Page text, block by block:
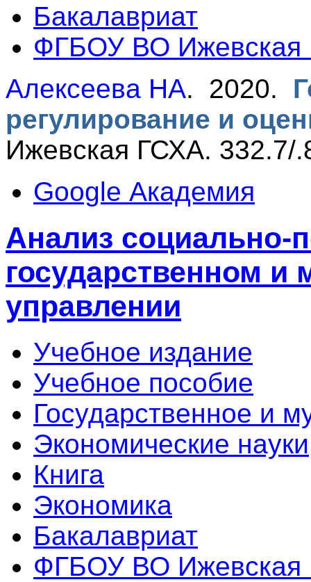
Бакалавриат
ФГБОУ ВО Ижевская
Алексеева НА. 2020.
регулирование и
Ижевская ГСХА. 332.7/
Google Академия
Анализ социально-
государственном и
управлении
Учебное издание
Учебное пособие
Государственное и
Экономические науки
Книга
Экономика
Бакалавриат
ФГБОУ ВО Ижевская